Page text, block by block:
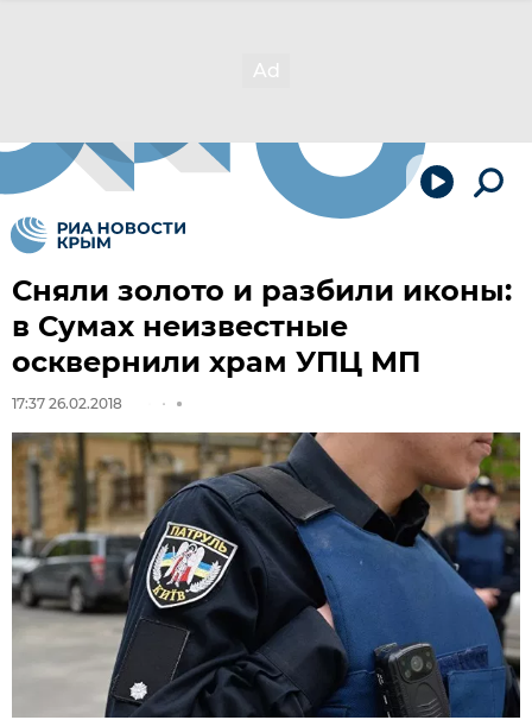
Сняли золото и разбили иконы:
в Сумах неизвестные
осквернили храм УПЦ МП
17:37 26.02.2018